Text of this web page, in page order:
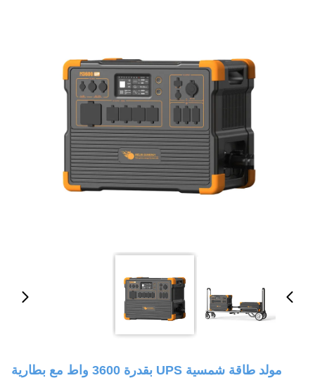
مولد طاقة شمسية UPS بقدرة 3600 واط مع بطارية